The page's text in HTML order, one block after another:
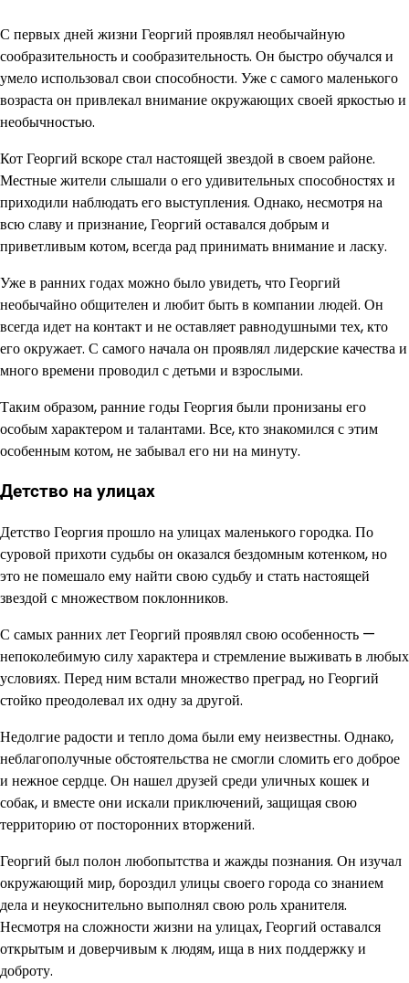
С первых дней жизни Георгий проявлял необычайную
сообразительность и сообразительность. Он быстро обучался и
умело использовал свои способности. Уже с самого маленького
возраста он привлекал внимание окружающих своей яркостью и
необычностью.
Кот Георгий вскоре стал настоящей звездой в своем районе.
Местные жители слышали о его удивительных способностях и
приходили наблюдать его выступления. Однако, несмотря на
всю славу и признание, Георгий оставался добрым и
приветливым котом, всегда рад принимать внимание и ласку.
Уже в ранних годах можно было увидеть, что Георгий
необычайно общителен и любит быть в компании людей. Он
всегда идет на контакт и не оставляет равнодушными тех, кто
его окружает. С самого начала он проявлял лидерские качества и
много времени проводил с детьми и взрослыми.
Таким образом, ранние годы Георгия были пронизаны его
особым характером и талантами. Все, кто знакомился с этим
особенным котом, не забывал его ни на минуту.
Детство на улицах
Детство Георгия прошло на улицах маленького городка. По
суровой прихоти судьбы он оказался бездомным котенком, но
это не помешало ему найти свою судьбу и стать настоящей
звездой с множеством поклонников.
С самых ранних лет Георгий проявлял свою особенность —
непоколебимую силу характера и стремление выживать в любых
условиях. Перед ним встали множество преград, но Георгий
стойко преодолевал их одну за другой.
Недолгие радости и тепло дома были ему неизвестны. Однако,
неблагополучные обстоятельства не смогли сломить его доброе
и нежное сердце. Он нашел друзей среди уличных кошек и
собак, и вместе они искали приключений, защищая свою
территорию от посторонних вторжений.
Георгий был полон любопытства и жажды познания. Он изучал
окружающий мир, бороздил улицы своего города со знанием
дела и неукоснительно выполнял свою роль хранителя.
Несмотря на сложности жизни на улицах, Георгий оставался
открытым и доверчивым к людям, ища в них поддержку и
доброту.